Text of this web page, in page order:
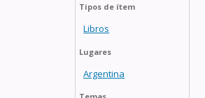
Tipos de ítem
Libros
Lugares
Argentina